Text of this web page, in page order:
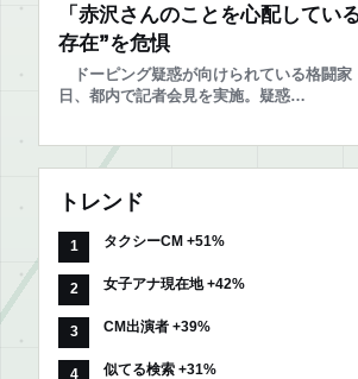
「赤沢さんのことを心配してい
存在”を危惧
ドーピング疑惑が向けられている格闘家
日、都内で記者会見を実施。疑惑…
トレンド
タクシーCM +51%
女子アナ現在地 +42%
CM出演者 +39%
似てる検索 +31%